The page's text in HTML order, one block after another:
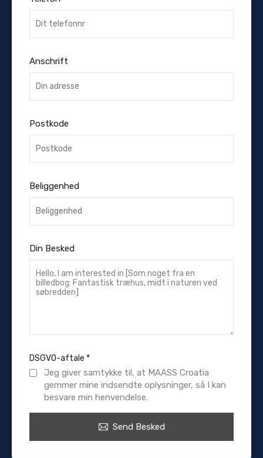
Anschrift
Postkode
Beliggenhed
Din Besked
DSGVO-aftale *
Jeg giver samtykke til, at MAASS Croatia
gemmer mine indsendte oplysninger, så I kan
besvare min henvendelse.
Send Besked